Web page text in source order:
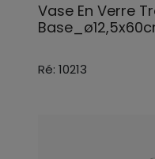
Vase En Verre
Ré: 10213